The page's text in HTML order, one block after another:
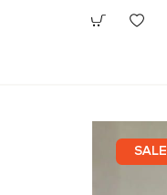
SALE